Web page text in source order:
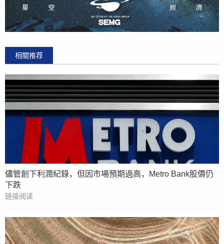
相關推荐
儘管創下利潤紀錄，但因市場預期過高，Metro Bank股價仍
下跌
链接阅读